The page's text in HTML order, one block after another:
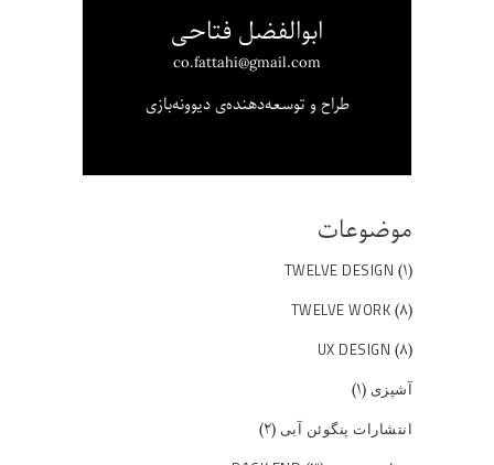
ابوالفضل فتاحی
co.fattahi@gmail.com
طراح و توسعه‌دهنده‌ی دیوونه‌بازی
موضوعات
TWELVE DESIGN (۱)
TWELVE WORK (۸)
UX DESIGN (۸)
آشپزی (۱)
انتشارات پنگوئن آبی (۲)